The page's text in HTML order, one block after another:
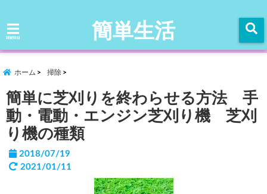
menu 簡単生活
ホーム 掃除
簡単に芝刈りを終わらせる方法 手
動・電動・エンジン芝刈り機 芝刈
り機の種類
2018/07/19
2021/01/11